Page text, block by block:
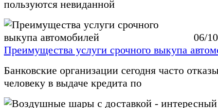
пользуются невиданной
06/
Преимущества услуги срочного выкупа
Банковские организации сегодня часто
человеку в выдаче кредита по